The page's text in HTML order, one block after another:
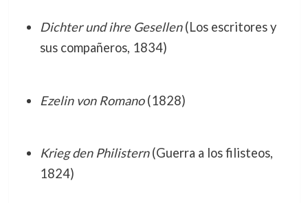
Dichter und ihre Gesellen(Los escritores y
sus compañeros, 1834)
Ezelin von Romano(1828)
Krieg den Philistern(Guerra a los filisteos,
1824)